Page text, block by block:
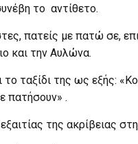
το αντίθετο.
πατείς με πατώ σε,
και την Αυλώνα.
το ταξίδι της ως εξής:
πατήσουν» .
της ακρίβειας